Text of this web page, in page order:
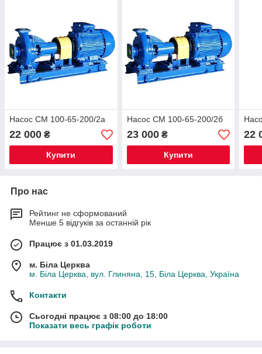
Насос СМ 100-65-200/2а
22 000 ₴
Купити
Насос СМ 100-65-200/2б
23 000₴
Купити
22
Про нас
Рейтинг не сформований
Менше 5 відгуків за останній рік
Працює з 01.03.2019
м. Біла Церква
м. Біла Церква, вул. Глиняна, 15, Біла Церква, Україна
Контакти
Сьогодні працює з 08:00 до 18:00
Показати весь графік роботи